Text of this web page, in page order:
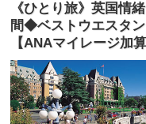
《ひとり旅》英国情
間◆ベストウエスタ
【ANAマイレージ加